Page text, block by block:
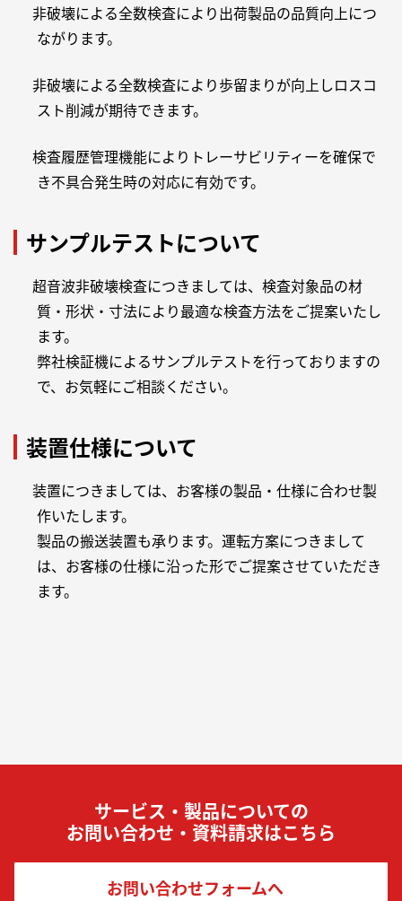
非破壊による全数検査により出荷製品の品質向上につ
ながります。
非破壊による全数検査により歩留まりが向上しロスコ
スト削減が期待できます。
検査履歴管理機能によりトレーサビリティーを確保で
き不具合発生時の対応に有効です。
サンプルテストについて
超音波非破壊検査につきましては、検査対象品の材
質・形状・寸法により最適な検査方法をご提案いたし
ます。
弊社検証機によるサンプルテストを行っておりますの
で、お気軽にご相談ください。
装置仕様について
装置につきましては、お客様の製品・仕様に合わせ製
作いたします。
製品の搬送装置も承ります。運転方案につきまして
は、お客様の仕様に沿った形でご提案させていただき
ます。
サービス・製品についての
お問い合わせ・資料請求はこちら
お問い合わせフォームへ